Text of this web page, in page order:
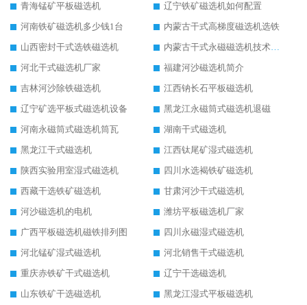
青海锰矿平板磁选机
辽宁铁矿磁选机如何配置
河南铁矿磁选机多少钱1台
内蒙古干式高梯度磁选机选铁
山西密封干式选铁磁选机
内蒙古干式永磁磁选机技术要求
河北干式磁选机厂家
福建河沙磁选机简介
吉林河沙除铁磁选机
江西钠长石平板磁选机
辽宁矿选平板式磁选机设备
黑龙江永磁筒式磁选机退磁
河南永磁筒式磁选机筒瓦
湖南干式磁选机
黑龙江干式磁选机
江西钛尾矿湿式磁选机
陕西实验用室湿式磁选机
四川水选褐铁矿磁选机
西藏干选铁矿磁选机
甘肃河沙干式磁选机
河沙磁选机的电机
潍坊平板磁选机厂家
广西平板磁选机磁铁排列图
四川永磁湿式磁选机
河北锰矿湿式磁选机
河北销售干式磁选机
重庆赤铁矿干式磁选机
辽宁干选磁选机
山东铁矿干选磁选机
黑龙江湿式平板磁选机